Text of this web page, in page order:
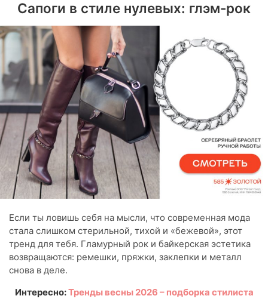
Сапоги в стиле нулевых: глэм-рок
Если ты ловишь себя на мысли, что современная мода
стала слишком стерильной, тихой и «бежевой», этот
тренд для тебя. Гламурный рок и байкерская эстетика
возвращаются: ремешки, пряжки, заклепки и металл
снова в деле.
Интересно:Тренды весны 2026 – подборка стилиста